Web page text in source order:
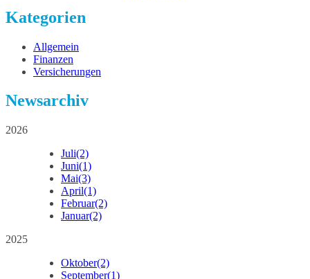
Kategorien
Allgemein
Finanzen
Versicherungen
Newsarchiv
2026
Juli(2)
Juni(1)
Mai(3)
April(1)
Februar(2)
Januar(2)
2025
Oktober(2)
September(1)